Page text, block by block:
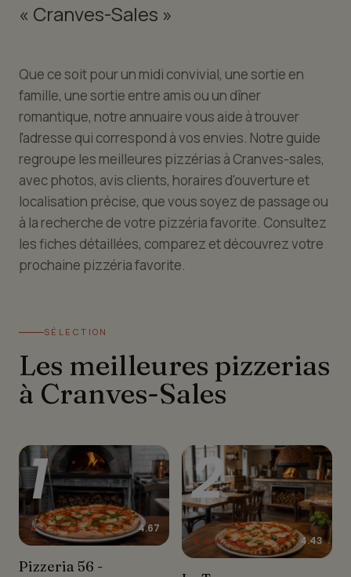
« Cranves-Sales »
Que ce soit pour un midi convivial, une sortie en
famille, une sortie entre amis ou un dîner
romantique, notre annuaire vous aide à trouver
l'adresse qui correspond à vos envies. Notre guide
regroupe les meilleures pizzérias à Cranves-sales,
avec photos, avis clients, horaires d'ouverture et
localisation précise, que vous soyez de passage ou
à la recherche de votre pizzéria favorite. Consultez
les fiches détaillées, comparez et découvrez votre
prochaine pizzéria favorite.
SÉLECTION
Les meilleures pizzerias
à Cranves-Sales
Pizzeria 56 - Distributeur
1
★★★★★ 4.67
Pizzeria 56 -
2
★★★★☆ 4.43